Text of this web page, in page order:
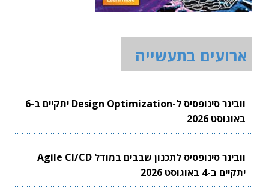
ארועים בתעשייה
וובינר סינופסיס ל-Design Optimization יתקיים ב-6
באוגוסט 2026
וובינר סינופסיס לתכנון שבבים במודל Agile CI/CD
יתקיים ב-4 באוגוסט 2026